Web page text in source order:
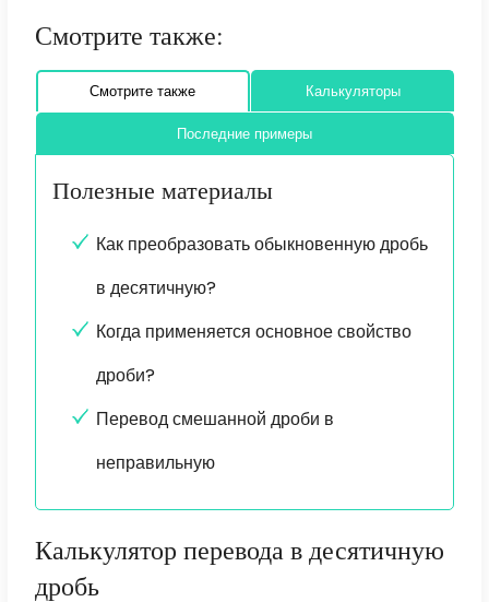
Смотрите также:
Смотрите также Калькуляторы
Последние примеры
Полезные материалы
Как преобразовать обыкновенную дробь
в десятичную?
Когда применяется основное свойство
дроби?
Перевод смешанной дроби в
неправильную
Калькулятор перевода в десятичную
дробь